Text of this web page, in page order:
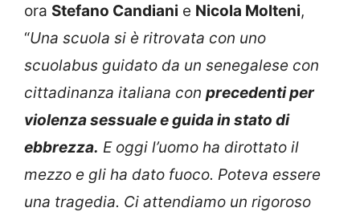
ora Stefano Candiani e Nicola Molteni,
“Una scuola si è ritrovata con uno
scuolabus guidato da un senegalese con
cittadinanza italiana con precedenti per
violenza sessuale e guida in stato di
ebbrezza. E oggi l’uomo ha dirottato il
mezzo e gli ha dato fuoco. Poteva essere
una tragedia. Ci attendiamo un rigoroso